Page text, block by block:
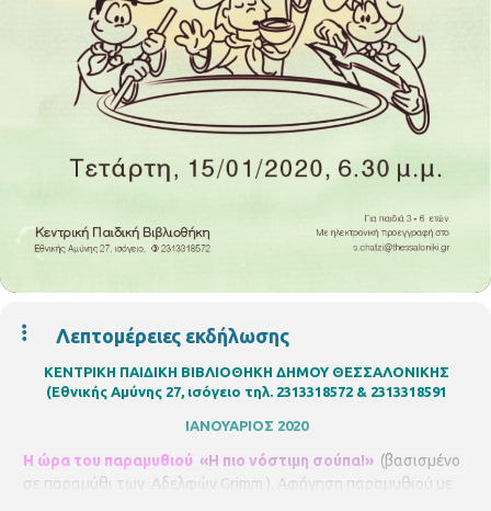
Λεπτομέρειες εκδήλωσης
ΚΕΝΤΡΙΚΗ ΠΑΙΔΙΚΗ ΒΙΒΛΙΟΘΗΚΗ ΔΗΜΟΥ ΘΕΣΣΑΛΟΝΙΚΗΣ
(Εθνικής Αμύνης 27, ισόγειο τηλ. 2313318572 & 2313318591
ΙΑΝΟΥΑΡΙΟΣ 2020
Η ώρα του παραμυθιού «Η πιο νόστιμη σούπα!» (βασισμένο
σε παραμύθι των
Αδελφών Grimm ). Αφήγηση παραμυθιού με